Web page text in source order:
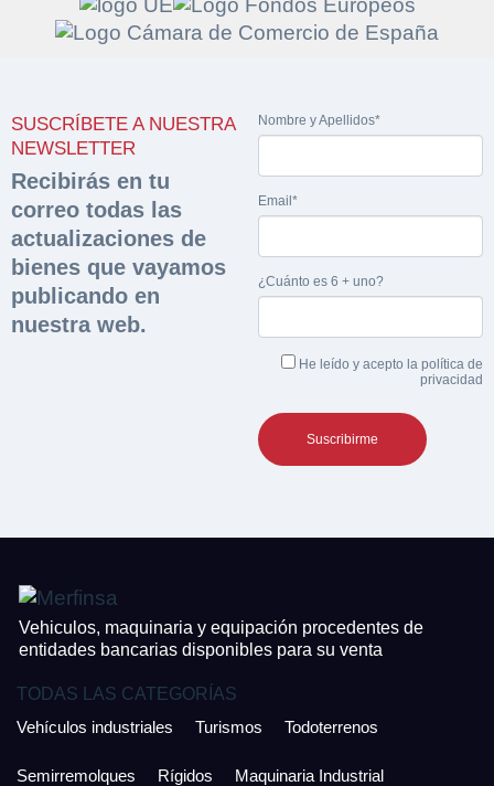
SUSCRÍBETE A NUESTRA
NEWSLETTER
Recibirás en tu
correo todas las
actualizaciones de
bienes que vayamos
publicando en
nuestra web.
Nombre y Apellidos*
Email*
¿Cuánto es 6 + uno?
He leído y acepto la política de
privacidad
Vehiculos, maquinaria y equipación procedentes de
entidades bancarias disponibles para su venta
TODAS LAS CATEGORÍAS
Vehículos industriales
Turismos Todoterrenos
Semirremolques Rígidos Maquinaria Industrial
documentación
sobre la peritación
Rellene este formulario y recibirá en su email el
enlace para descargar la documentación
Nombre y Apellidos*
Hacer Oferta
Razón social* CIF/DNI Ofertante*
Teléfono* Email*
Nombre y Apellidos*
Sobre Merfinsa
Venta de bienes muebles
Vehículos